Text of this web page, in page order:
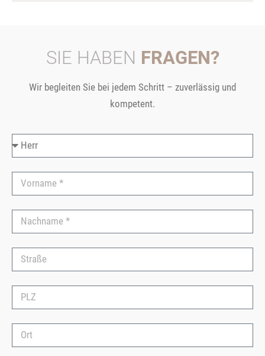
SIE HABEN FRAGEN?
Wir begleiten Sie bei jedem Schritt – zuverlässig und
kompetent.